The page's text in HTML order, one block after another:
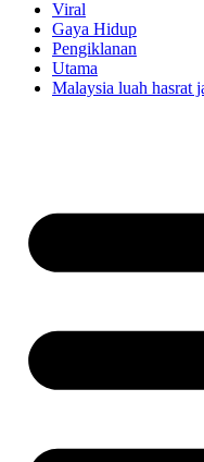
Viral
Gaya Hidup
Pengiklanan
Utama
Malaysia luah hasrat